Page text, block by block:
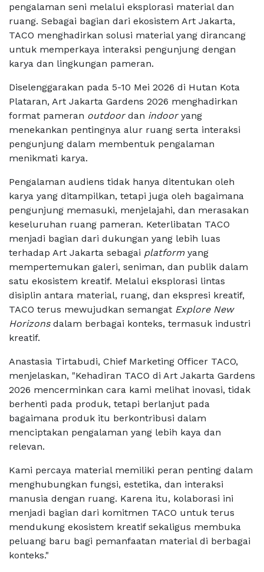
pengalaman seni melalui eksplorasi material dan
ruang. Sebagai bagian dari ekosistem Art Jakarta,
TACO menghadirkan solusi material yang dirancang
untuk memperkaya interaksi pengunjung dengan
karya dan lingkungan pameran.
Diselenggarakan pada 5-10 Mei 2026 di Hutan Kota
Plataran, Art Jakarta Gardens 2026 menghadirkan
format pameran outdoordan indooryang
menekankan pentingnya alur ruang serta interaksi
pengunjung dalam membentuk pengalaman
menikmati karya.
Pengalaman audiens tidak hanya ditentukan oleh
karya yang ditampilkan, tetapi juga oleh bagaimana
pengunjung memasuki, menjelajahi, dan merasakan
keseluruhan ruang pameran. Keterlibatan TACO
menjadi bagian dari dukungan yang lebih luas
terhadap Art Jakarta sebagai platformyang
mempertemukan galeri, seniman, dan publik dalam
satu ekosistem kreatif. Melalui eksplorasi lintas
disiplin antara material, ruang, dan ekspresi kreatif,
TACO terus mewujudkan semangat Explore New
Horizonsdalam berbagai konteks, termasuk industri
kreatif.
Anastasia Tirtabudi, Chief Marketing Officer TACO,
menjelaskan, "Kehadiran TACO di Art Jakarta Gardens
2026 mencerminkan cara kami melihat inovasi, tidak
berhenti pada produk, tetapi berlanjut pada
bagaimana produk itu berkontribusi dalam
menciptakan pengalaman yang lebih kaya dan
relevan.
Kami percaya material memiliki peran penting dalam
menghubungkan fungsi, estetika, dan interaksi
manusia dengan ruang. Karena itu, kolaborasi ini
menjadi bagian dari komitmen TACO untuk terus
mendukung ekosistem kreatif sekaligus membuka
peluang baru bagi pemanfaatan material di berbagai
konteks."